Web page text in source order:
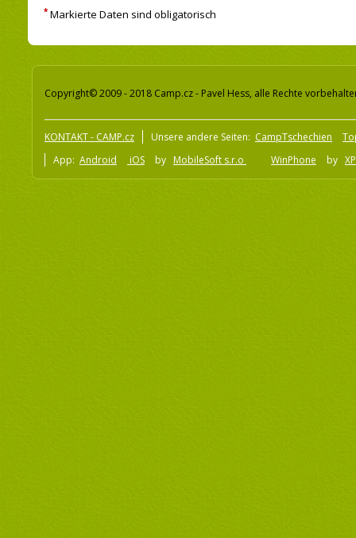
* Markierte Daten sind obligatorisch
Copyright© 2009 - 2018 Camp.cz - Pavel Hess, alle Rechte
KONTAKT - CAMP.cz Unsere andere Seiten: CampTschechien
App: Android iOS by MobileSoft s.r.o WinPhone by